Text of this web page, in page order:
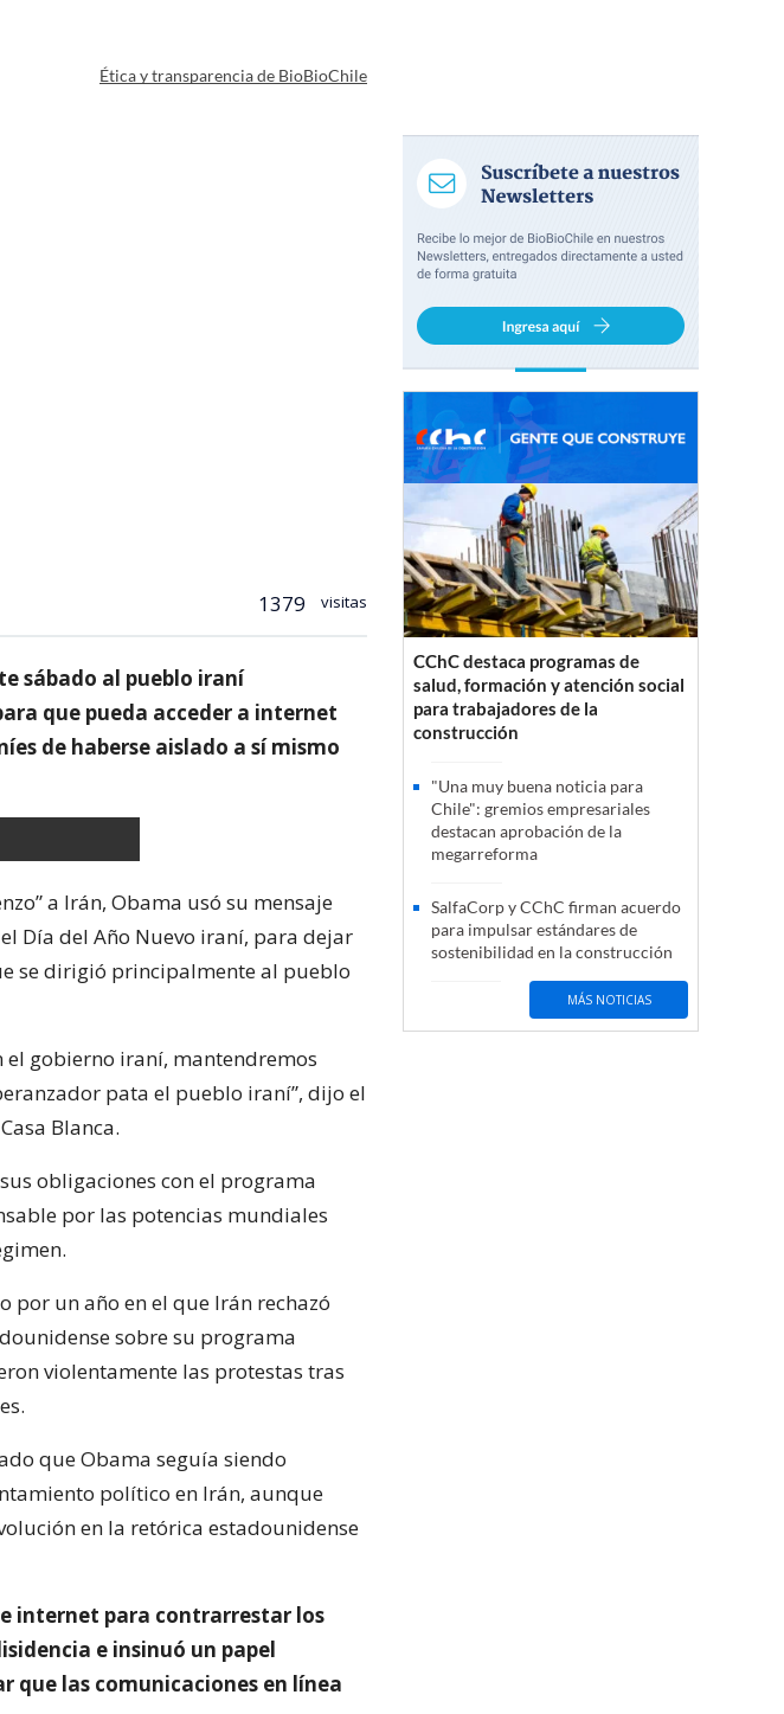
Ética y transparencia de BioBioChile
1379 visitas
sábado al pueblo iraní
que pueda acceder a internet
de haberse aislado a sí mismo
a Irán, Obama usó su mensaje
Día del Año Nuevo iraní, para dejar
se dirigió principalmente al pueblo
el gobierno iraní, mantendremos
pata el pueblo iraní”, dijo el
Blanca.
obligaciones con el programa
por las potencias mundiales
por un año en el que Irán rechazó
sobre su programa
violentamente las protestas tras
que Obama seguía siendo
político en Irán, aunque
en la retórica estadounidense
internet para contrarrestar los
e insinuó un papel
que las comunicaciones en línea
CChC destaca programas de
salud, formación y atención social
para trabajadores de la
construcción
"Una muy buena noticia para
Chile": gremios empresariales
destacan aprobación de la
megarreforma
SalfaCorp y CChC firman acuerdo
para impulsar estándares de
sostenibilidad en la construcción
MÁS NOTICIAS